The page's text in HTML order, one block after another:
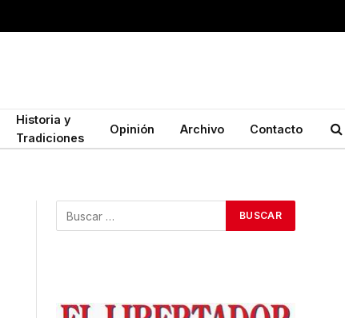
Historia y
Tradiciones
Opinión Archivo Contacto